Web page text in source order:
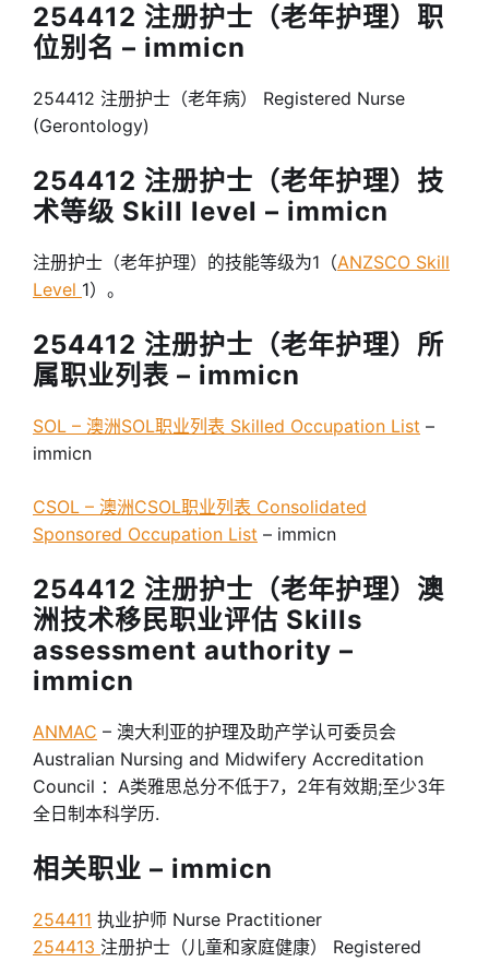
254412 注册护士（老年护理）职
位别名 – immicn
254412 注册护士（老年病） Registered Nurse
(Gerontology)
254412 注册护士（老年护理）技
术等级 Skill level – immicn
注册护士（老年护理）的技能等级为1（ANZSCO Skill
Level 1）。
254412 注册护士（老年护理）所
属职业列表 – immicn
SOL – 澳洲SOL职业列表 Skilled Occupation List –
immicn
CSOL – 澳洲CSOL职业列表 Consolidated
Sponsored Occupation List – immicn
254412 注册护士（老年护理）澳
洲技术移民职业评估 Skills
assessment authority –
immicn
ANMAC – 澳大利亚的护理及助产学认可委员会
Australian Nursing and Midwifery Accreditation
Council ：A类雅思总分不低于7，2年有效期;至少3年
全日制本科学历.
相关职业 – immicn
254411 执业护师 Nurse Practitioner
254413 注册护士（儿童和家庭健康） Registered